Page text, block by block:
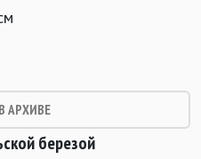
АРХИВЕ
березой